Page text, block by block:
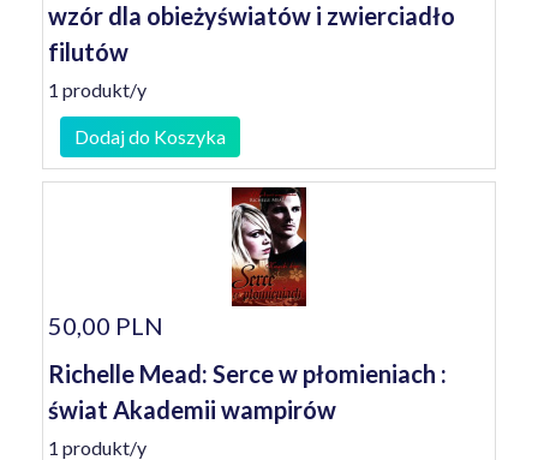
wzór dla obieżyświatów i zwierciadło
filutów
1 produkt/y
Dodaj do Koszyka
50,00 PLN
Richelle Mead: Serce w płomieniach :
świat Akademii wampirów
1 produkt/y